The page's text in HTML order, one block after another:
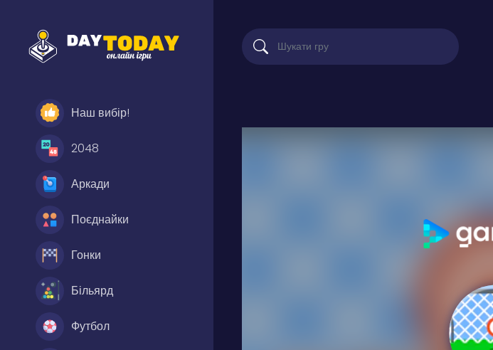
Наш вибір!
2048
Аркади
Поєднайки
Гонки
Більярд
Футбол